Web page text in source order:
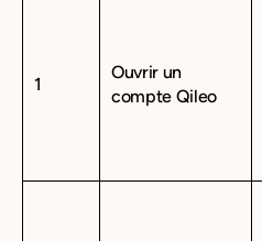
1
Ouvrir un
compte Qileo